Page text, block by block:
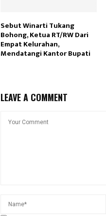
Sebut Winarti Tukang
Bohong, Ketua RT/RW Dari
Empat Kelurahan,
Mendatangi Kantor Bupati
LEAVE A COMMENT